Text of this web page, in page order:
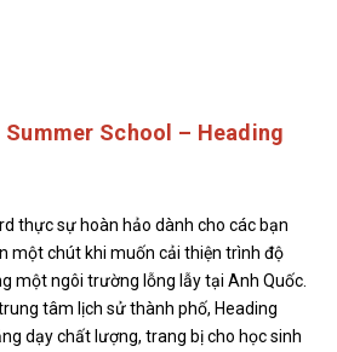
School – Heading
thực sự hoàn hảo dành cho các bạn
một chút khi muốn cải thiện trình độ
một ngôi trường lỗng lẫy tại Anh Quốc.
tâm lịch sử thành phố, Heading
dạy chất lượng, trang bị cho học sinh